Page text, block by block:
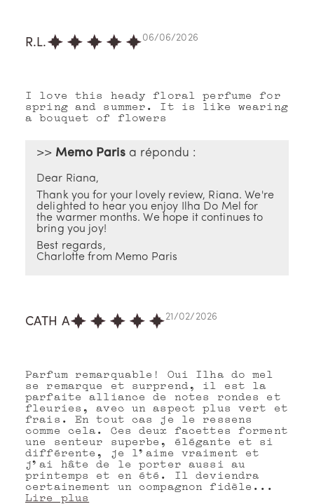
06/06/2026
R.L.
I love this heady floral perfume for
spring and summer. It is like wearing
a bouquet of flowers
>> Memo Parisa répondu :
Dear Riana,
Thank you for your lovely review, Riana. We're
delighted to hear you enjoy Ilha Do Mel for
the warmer months. We hope it continues to
bring you joy!
Best regards,
Charlotte from Memo Paris
21/02/2026
CATH A
Parfum remarquable! Oui Ilha do mel
se remarque et surprend, il est la
parfaite alliance de notes rondes et
fleuries, avec un aspect plus vert et
frais. En tout cas je le ressens
comme cela. Ces deux facettes forment
une senteur superbe, élégante et si
différente, je l’aime vraiment et
j’ai hâte de le porter aussi au
printemps et en été. Il deviendra
certainement un compagnon fidèle...
Lire plus